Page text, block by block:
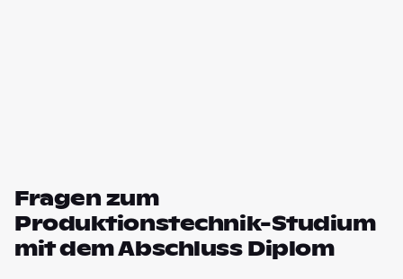
Fragen zum
Produktionstechnik-Studium
mit dem Abschluss Diplom